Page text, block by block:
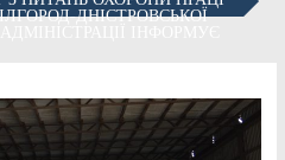
ДНІСТРОВСЬКОЇ